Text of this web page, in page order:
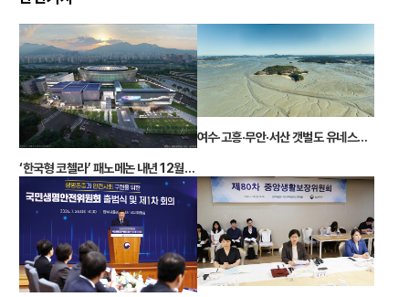
‘한국형 코첼라’ 패노메논 내년 12월에 열린다
여수·고흥·무안·서산 갯벌도 유네스코 세계유산 등재